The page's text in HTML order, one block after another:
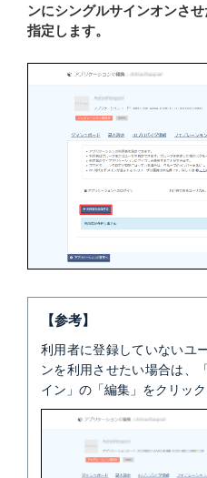
ンにシングルサインオンさ
指定します。
【参考】
利用者に登録していないユ
ンを利用させたい場合は、
イン」の「編集」をクリック